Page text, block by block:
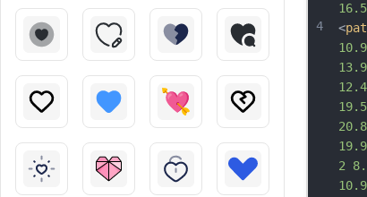
4
<
2